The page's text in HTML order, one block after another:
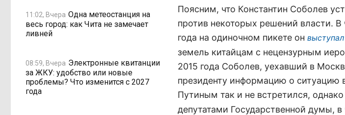
11:02, Вчера Одна метеостанция на
весь город: как Чита не замечает
ливней
08:59, Вчера Электронные квитанции
за ЖКУ: удобство или новые
проблемы? Что изменится с 2027
года
Поясним, что Константин Соболев
против некоторых решений власти. В
года на одиночном пикете он выступал
земель китайцам с нецензурным
2015 года Соболев, уехавший в
президенту информацию о ситуацию
Путиным так и не встретился,
депутатами Государственной думы,